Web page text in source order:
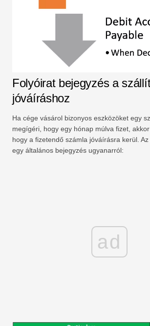
Folyóirat bejegyzés a
jóváíráshoz
Ha cége vásárol bizonyos eszközöket egy
megígéri, hogy egy hónap múlva fizet, akkor
hogy a fizetendő számla jóváírásra kerül.
egy általános bejegyzés ugyanarról:
ad